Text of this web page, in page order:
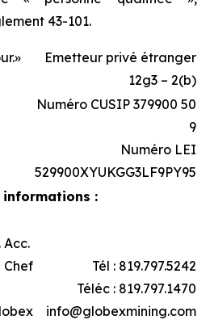
43-101.
Emetteur privé étranger
12g3 – 2(b)
Numéro CUSIP 379900 50
9
Numéro LEI
529900XYUKGG3LF9PY95
informations :
Acc.
Tél : 819.797.5242
Téléc : 819.797.1470
info@globexmining.com